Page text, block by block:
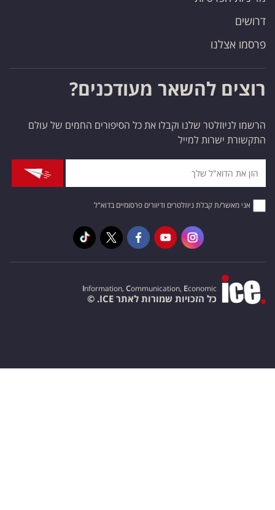
דרושים
פרסמו אצלנו
רוצים להשאר מעודכנים?
הרשמו לניוזלטר שלנו וקבלו את כל הסיפורים החמים של עולם
התקשורת ישרות למייל
אני מאשר/ת קבלת ניוזלטרים ודיוורים פרסומיים בדוא"ל
Information, Communication, Economic
כל הזכויות שמורות לאתר ICE. ©